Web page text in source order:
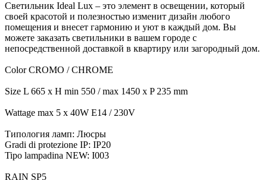
Светильник Ideal Lux – это элемент в освещении, который
своей красотой и полезностью изменит дизайн любого
помещения и внесет гармонию и уют в каждый дом. Вы
можете заказать светильники в вашем городе с
непосредственной доставкой в квартиру или загородный дом.
Color CROMO / CHROME
Size L 665 x H min 550 / max 1450 x P 235 mm
Wattage max 5 x 40W E14 / 230V
Типология ламп: Люсры
Gradi di protezione IP: IP20
Tipo lampadina NEW: I003
RAIN SP5